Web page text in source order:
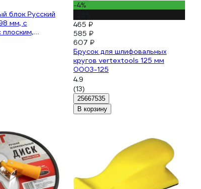
блок Русский
мм, с
дном
-4%
465 ₽
585 ₽
607 ₽
Брусок для шлифовальных
кругов vertextools 125 мм
0003-125
4.9
(13)
25667535
В корзину